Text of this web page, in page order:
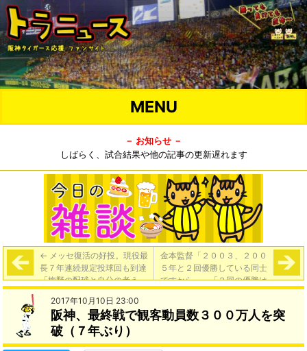
MENU
－ お知らせ －
しばらく、試合結果や他の記事の更新遅れます
← メッセ復活の好投。現役最
長７年連続規定投球回も到達
「梅野の配球と自分の考え
が、マッチした。久しぶりに
甲子園のファンの前で投げる
ことができて、本当にいい日
になった」
金本監督「２００３、２００
５年と２回優勝している同士
ですから。」「２回の優勝は
アンちゃんがいなかったらで
勝させてもらった」→
2017年10月10日 23:00
阪神、最終戦で観客動員数３００万人を突
破（７年ぶり）